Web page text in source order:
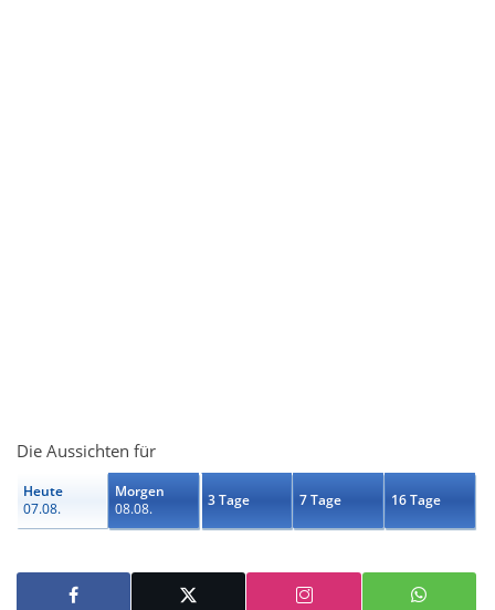
Die Aussichten für
Heute
07.08.
Morgen
08.08.
3 Tage 7 Tage 16 Tage